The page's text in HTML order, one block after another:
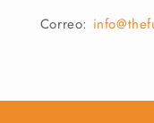
Correo: